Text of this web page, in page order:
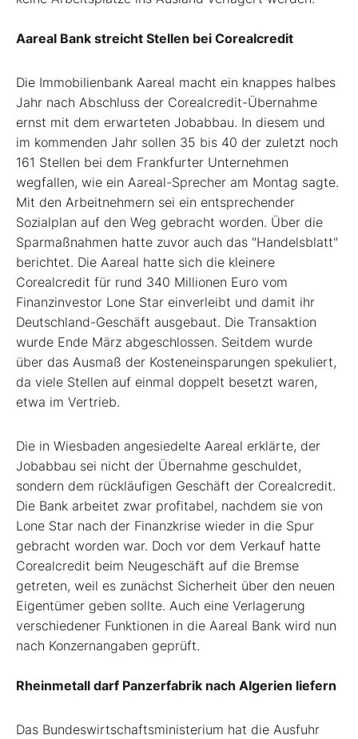
Aareal Bank streicht Stellen bei Corealcredit
Die Immobilienbank Aareal macht ein knappes halbes
Jahr nach Abschluss der Corealcredit-Übernahme
ernst mit dem erwarteten Jobabbau. In diesem und
im kommenden Jahr sollen 35 bis 40 der zuletzt noch
161 Stellen bei dem Frankfurter Unternehmen
wegfallen, wie ein Aareal-Sprecher am Montag sagte.
Mit den Arbeitnehmern sei ein entsprechender
Sozialplan auf den Weg gebracht worden. Über die
Sparmaßnahmen hatte zuvor auch das "Handelsblatt"
berichtet. Die Aareal hatte sich die kleinere
Corealcredit für rund 340 Millionen Euro vom
Finanzinvestor Lone Star einverleibt und damit ihr
Deutschland-Geschäft ausgebaut. Die Transaktion
wurde Ende März abgeschlossen. Seitdem wurde
über das Ausmaß der Kosteneinsparungen spekuliert,
da viele Stellen auf einmal doppelt besetzt waren,
etwa im Vertrieb.
Die in Wiesbaden angesiedelte Aareal erklärte, der
Jobabbau sei nicht der Übernahme geschuldet,
sondern dem rückläufigen Geschäft der Corealcredit.
Die Bank arbeitet zwar profitabel, nachdem sie von
Lone Star nach der Finanzkrise wieder in die Spur
gebracht worden war. Doch vor dem Verkauf hatte
Corealcredit beim Neugeschäft auf die Bremse
getreten, weil es zunächst Sicherheit über den neuen
Eigentümer geben sollte. Auch eine Verlagerung
verschiedener Funktionen in die Aareal Bank wird nun
nach Konzernangaben geprüft.
Rheinmetall darf Panzerfabrik nach Algerien liefern
Das Bundeswirtschaftsministerium hat die Ausfuhr